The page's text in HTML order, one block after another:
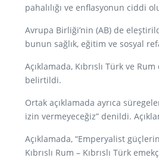
pahalılığı ve enflasyonun ciddi
Avrupa Birliği’nin (AB) de
bunun sağlık, eğitim ve sosyal
Açıklamada, Kıbrıslı Türk ve
belirtildi.
Ortak açıklamada ayrıca
izin vermeyeceğiz” denildi.
Açıklamada, “Emperyalist
Kıbrıslı Rum – Kıbrıslı Türk